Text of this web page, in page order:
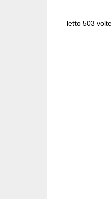
letto 503 volte